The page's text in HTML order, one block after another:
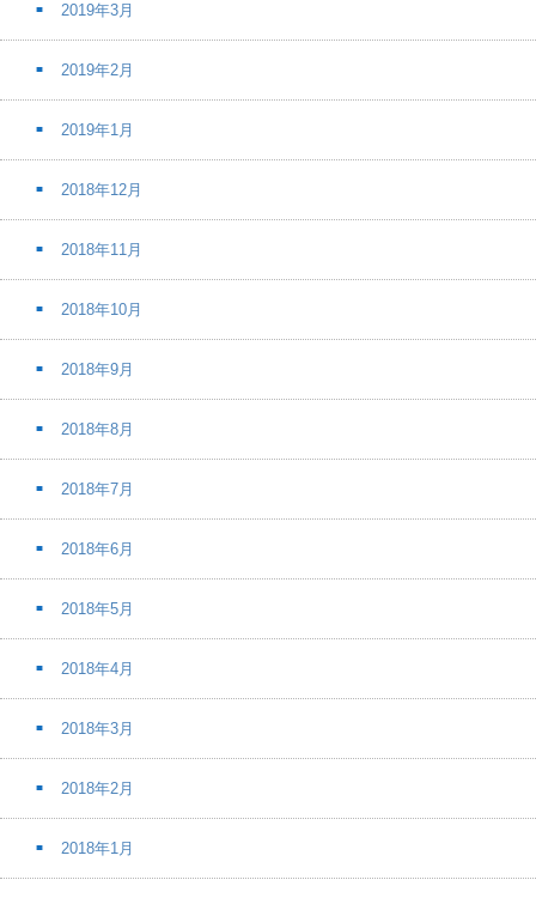
2019年3月
2019年2月
2019年1月
2018年12月
2018年11月
2018年10月
2018年9月
2018年8月
2018年7月
2018年6月
2018年5月
2018年4月
2018年3月
2018年2月
2018年1月